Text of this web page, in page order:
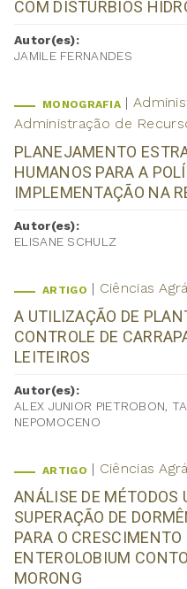
COM DISTÚRBIOS
Autor(es):
JAMILE FERNANDES
MONOGRAFIA
Administração de
PLANEJAMENTO
HUMANOS PARA A
IMPLEMENTAÇÃO NA
Autor(es):
ELISANE SCHULZ
ARTIGO Ciências
A UTILIZAÇÃO DE
CONTROLE DE
LEITEIROS
Autor(es):
ALEX JUNIOR PIETROBON,
NEPOMOCENO
ARTIGO Ciências
ANÁLISE DE MÉTODOS
SUPERAÇÃO DE
PARA O
ENTEROLOBIUM
MORONG